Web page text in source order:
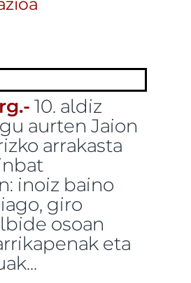
10. aldiz
aurten Jaion
arrakasta
inoiz baino
giro
osoan
eta